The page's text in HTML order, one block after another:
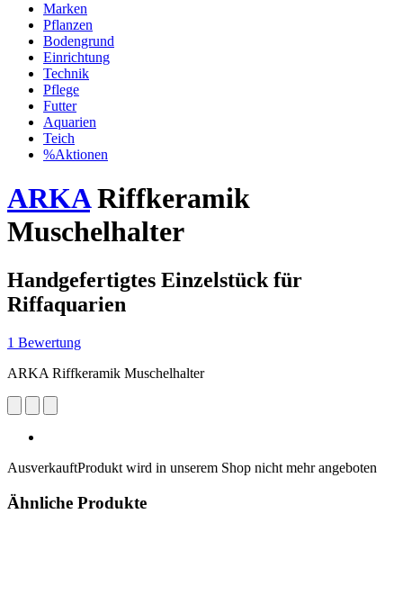
Marken
Pflanzen
Bodengrund
Einrichtung
Technik
Pflege
Futter
Aquarien
Teich
%Aktionen
ARKARiffkeramik
Muschelhalter
Handgefertigtes Einzelstück für
Riffaquarien
1 Bewertung
ARKA Riffkeramik Muschelhalter
AusverkauftProdukt wird in unserem Shop nicht mehr angeboten
Ähnliche Produkte